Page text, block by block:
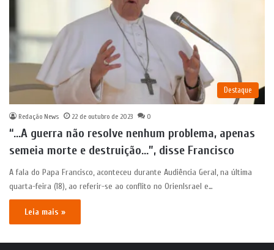
Destaque
Redação News 22 de outubro de 2023 0
“…A guerra não resolve nenhum problema, apenas
semeia morte e destruição…”, disse Francisco
A fala do Papa Francisco, aconteceu durante Audiência Geral, na última
quarta-feira (18), ao referir-se ao conflito no OrienIsrael e…
Leia mais »